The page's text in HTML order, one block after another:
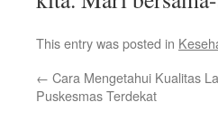
This entry was posted in
← Cara Mengetahui Kualitas
Puskesmas Terdekat